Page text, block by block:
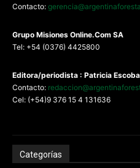
Contacto:
Grupo Misiones Online.Com SA
Tel: +54 (0376) 4425800
Editora/periodista : Patricia
Contacto:
Cel: (+54)9 376 15 4 131636
Categorías